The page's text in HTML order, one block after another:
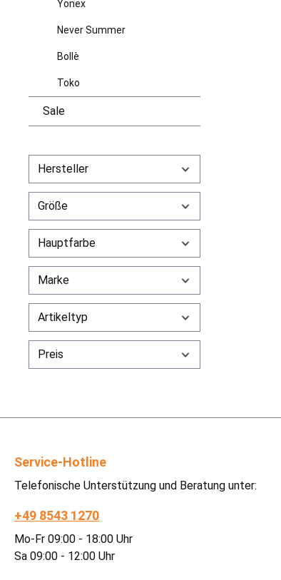
Yonex
Never Summer
Bollè
Toko
Sale
Hersteller
Größe
Hauptfarbe
Marke
Artikeltyp
Preis
Service-Hotline
Telefonische Unterstützung und Beratung unter:
+49 8543 1270
Mo-Fr 09:00 - 18:00 Uhr
Sa 09:00 - 12:00 Uhr